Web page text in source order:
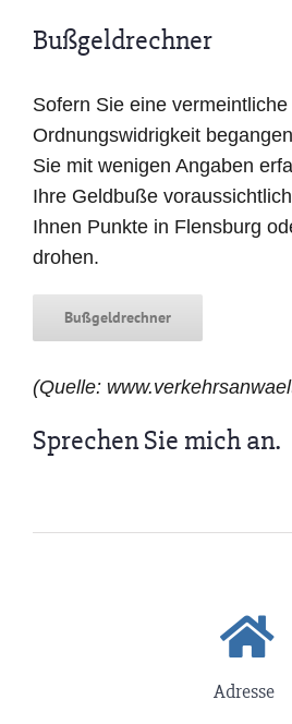
Bußgeldrechner
Sofern Sie eine vermeintliche
Ordnungswidrigkeit
Sie mit wenigen Angaben
Ihre Geldbuße
Ihnen Punkte in Flensburg
drohen.
Bußgeldrechner
(Quelle:
Sprechen Sie mich an.
Adresse